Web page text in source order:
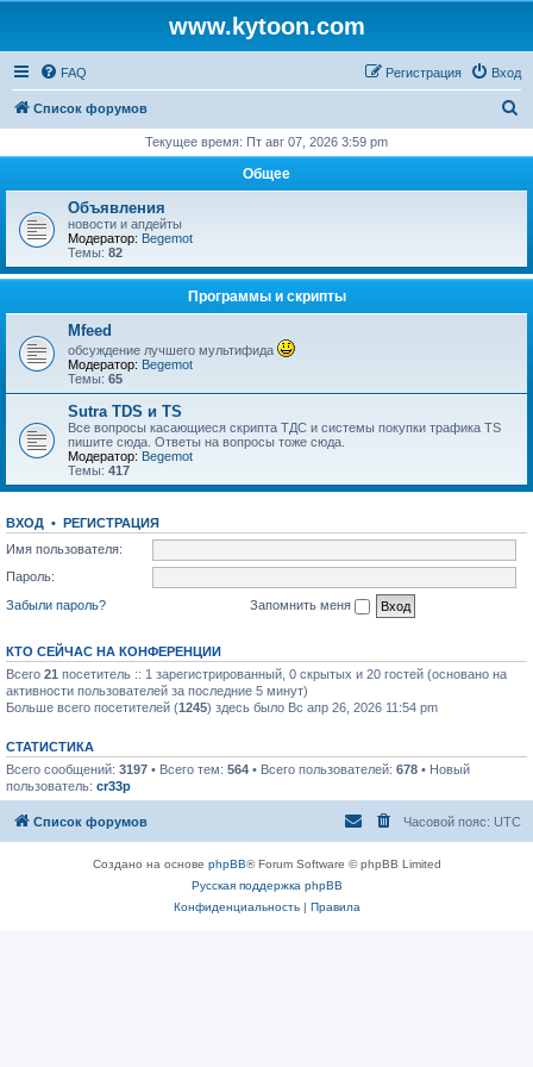
www.kytoon.com
FAQ Вход
Регистрация
Список форумов
с
Текущее время: Пт авг 07, 2026 3:59 pm
Общее
Объявления
новости и апдейты
Модератор: Begemot
Темы: 82
Программы и скрипты
Mfeed
обсуждение лучшего мультифида
Модератор: Begemot
Темы: 65
Sutra TDS и TS
Все вопросы касающиеся скрипта ТДС и системы покупки трафика TS
пишите сюда. Ответы на вопросы тоже сюда.
Модератор: Begemot
Темы: 417
ВХОД • РЕГИСТРАЦИЯ
Имя пользователя:
Пароль:
Забыли пароль?
Запомнить меня
КТО СЕЙЧАС НА КОНФЕРЕНЦИИ
Всего 21 посетитель :: 1 зарегистрированный, 0 скрытых и 20 гостей (основано на
активности пользователей за последние 5 минут)
Больше всего посетителей (1245) здесь было Вс апр 26, 2026 11:54 pm
СТАТИСТИКА
Всего сообщений: 3197 • Всего тем: 564 • Всего пользователей: 678 • Новый
пользователь: cr33p
Список форумов Часовой пояс: UTC
Создано на основе phpBB® Forum Software © phpBB Limited
Русская поддержка phpBB
Конфиденциальность| Правила